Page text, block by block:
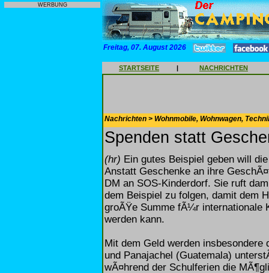
WERBUNG
Freitag, 07. August 2026
STARTSEITE | NACHRICHTEN
Nachrichten > Wohnmobile, Wohnwagen,
Spenden statt
(hr) Ein gutes Beispiel geben will
Anstatt Geschenke an ihre
DM an SOS-Kinderdorf. Sie ruft
dem Beispiel zu folgen, damit dem
groÃŸe Summe fÃ¼r internationale
werden kann.
Mit dem Geld werden
und Panajachel (Guatemala)
wÃ¤hrend der Schulferien die